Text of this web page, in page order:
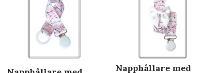
Napphållare med